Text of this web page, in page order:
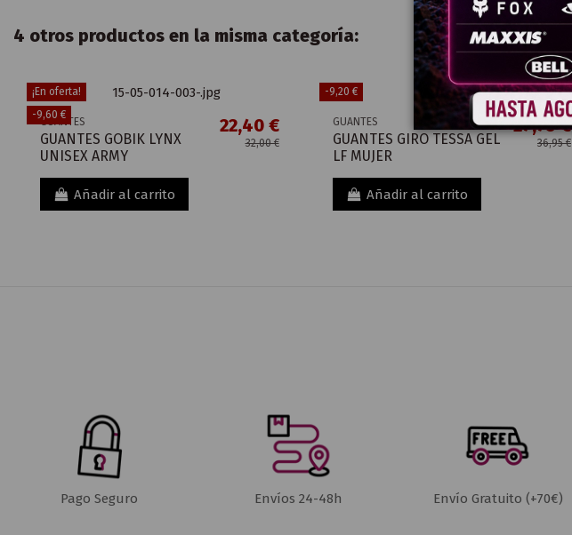
4 otros productos en la misma categoría:
¡En oferta!
-9,60 €
GUANTES
GUANTES GOBIK LYNX
UNISEX ARMY
22,40 €
32,00 €
Añadir al carrito
-9,20 €
GUANTES
GUANTES GIRO TESSA GEL
LF MUJER
27,75 €
36,95 €
Añadir al carrito
Pago Seguro Envíos 24-48h Envío Gratuito (+70€)